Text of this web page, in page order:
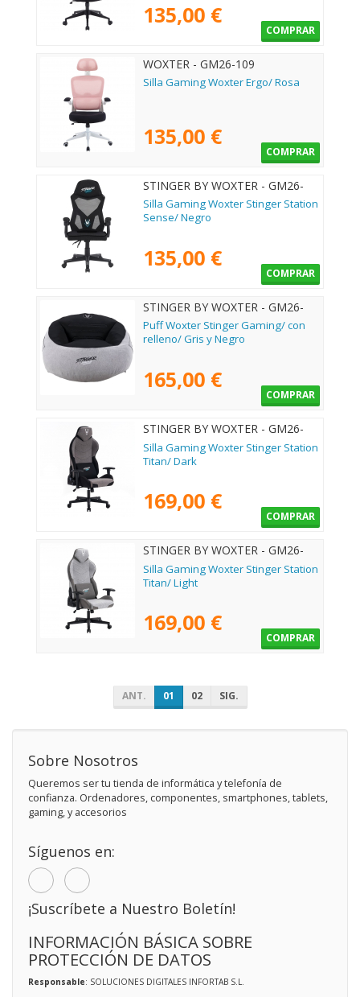
135,00 €
COMPRAR
WOXTER - GM26-109
Silla Gaming Woxter Ergo/ Rosa
135,00 €
COMPRAR
STINGER BY WOXTER - GM26-
124
Silla Gaming Woxter Stinger Station
Sense/ Negro
135,00 €
COMPRAR
STINGER BY WOXTER - GM26-
116
Puff Woxter Stinger Gaming/ con
relleno/ Gris y Negro
165,00 €
COMPRAR
STINGER BY WOXTER - GM26-
110
Silla Gaming Woxter Stinger Station
Titan/ Dark
169,00 €
COMPRAR
STINGER BY WOXTER - GM26-
113
Silla Gaming Woxter Stinger Station
Titan/ Light
169,00 €
COMPRAR
ANT. 01 02 SIG.
Sobre Nosotros
Queremos ser tu tienda de informática y telefonía de
confianza. Ordenadores, componentes, smartphones, tablets,
gaming, y accesorios
Síguenos en:
¡Suscríbete a Nuestro Boletín!
INFORMACIÓN BÁSICA SOBRE
PROTECCIÓN DE DATOS
Responsable: SOLUCIONES DIGITALES INFORTAB S.L.